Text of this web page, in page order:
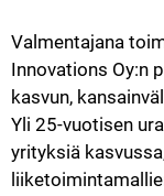
Valmentajana
Innovations Oy:n
kasvun,
Yli 25-vuotisen
yrityksiä